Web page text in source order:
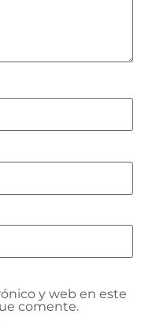
y web en este
comente.